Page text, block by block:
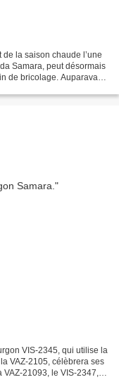
la saison chaude l’une
Samara, peut désormais
de bricolage. Auparavant,
VIS-2345, qui utilise la
VAZ-2105, célèbrera ses
21093, le VIS-2347,